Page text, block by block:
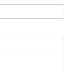
を見る
NEW